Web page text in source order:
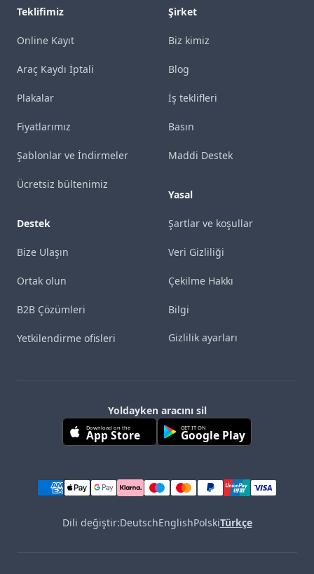
Teklifimiz
Online Kayıt
Araç Kaydı İptali
Plakalar
Fiyatlarımız
Şablonlar ve İndirmeler
Ücretsiz bültenimiz
Destek
Bize Ulaşın
Ortak olun
B2B Çözümleri
Yetkilendirme ofisleri
Şirket
Biz kimiz
Blog
İş teklifleri
Basın
Maddi Destek
Yasal
Şartlar ve koşullar
Veri Gizliliği
Çekilme Hakkı
Bilgi
Gizlilik ayarları
Yoldayken aracını sil
Download on the
App Store GET IT ON
Google Play
Dili değiştir:DeutschEnglishPolskiTürkçe